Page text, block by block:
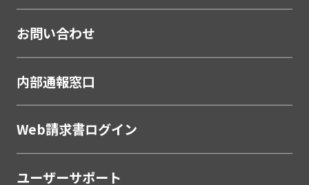
職域営業支援ソリューション
金融
学校・教育機関
メーカー・製造
販売代理店営業支援システム
製薬・医療
お問い合わせ
内部通報窓口
Web請求書ログイン
ユーザーサポート